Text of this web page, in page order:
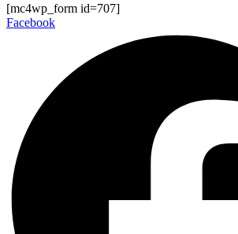
[mc4wp_form id=707]
Facebook